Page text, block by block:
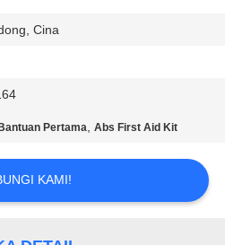
Cina
Pertama,Abs First Aid Kit
KAMI!